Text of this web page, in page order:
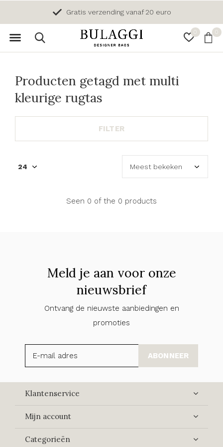
0 0
Gratis verzending vanaf 20 euro
Producten getagd met multi
kleurige rugtas
FILTER
Seen 0 of the 0 products
Meld je aan voor onze
nieuwsbrief
Ontvang de nieuwste aanbiedingen en
promoties
ABONNEER
Klantenservice
Mijn account
Categorieën